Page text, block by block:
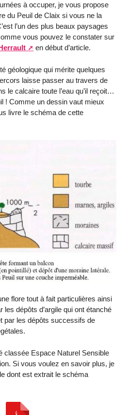
à occuper, je vous propose
du Peuil de Claix si vous ne la
l’un des plus beaux paysages
vous pouvez le constater sur
en début d’article.
géologique qui mérite quelques
laisse passer au travers de
le calcaire toute l’eau qu’il reçoit…
! Comme un dessin vaut mieux
livre le schéma de cette
flore tout à fait particulières ainsi
les dépôts d’argile qui ont étanché
par les dépôts successifs de
classée Espace Naturel Sensible
Si vous voulez en savoir plus, je
dont est extrait le schéma